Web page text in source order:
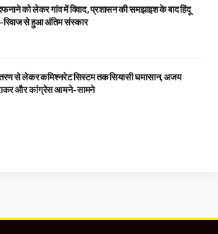
को लेकर गांव में विवाद, प्रशासन की समझाइश के बाद हिंदू
रिवाज से हुआ अंतिम संस्कार
से लेकर कमिश्नरेट सिस्टम तक सियासी घमासान, अजय
और कांग्रेस आमने-सामने